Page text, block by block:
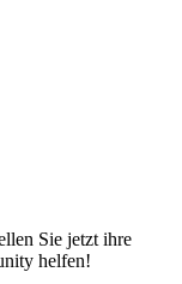
Sie jetzt ihre
helfen!